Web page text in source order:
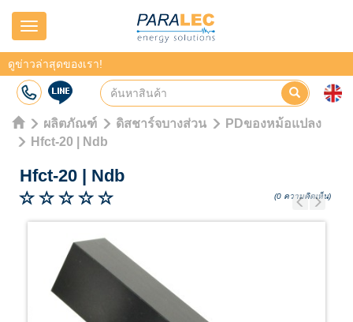
Navigation
ดูข่าวล่าสุดของเรา!
ผลิตภัณฑ์ ดิสชาร์จบางส่วน
PDของหม้อแปลง
Hfct-20 | Ndb
Hfct-20 | Ndb
(0 ความคิดเห็น)
Previous
Next